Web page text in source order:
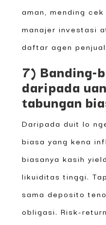
aman, mending
manajer investasi
daftar agen
7) Banding-
daripada
tabungan
Daripada duit lo
biasa yang kena
biasanya kasih
likuiditas tinggi.
sama deposito
obligasi. Risk-